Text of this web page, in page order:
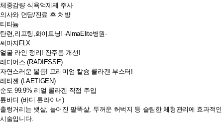
체중감량 식욕억제제 주사
의사와 면담/진료 후 처방
티타늄
탄련,리프팅,화이트닝! -AlmaElite병원-
써마지FLX
얼굴 라인 정리! 잔주름 개선!
레디어스 (RADIESSE)
자연스러운 볼륨! 프리미엄 칼슘 콜라겐 부스터!
레티젠 (LAETIGEN)
순도 99.9% 리얼 콜라겐 직접 주입
튠바디 (바디 튠라이너)
출렁거리는 뱃살, 늘어진 팔뚝살, 두꺼운 허벅지 등 슬림한 체형관리에 효과적인
시술입니다.